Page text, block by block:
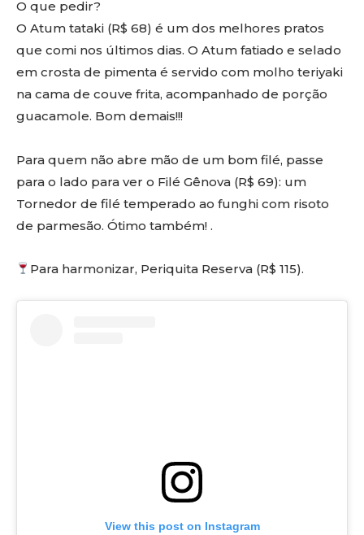
O que pedir?
O Atum tataki (R$ 68) é um dos melhores pratos
que comi nos últimos dias. O Atum fatiado e selado
em crosta de pimenta é servido com molho teriyaki
na cama de couve frita, acompanhado de porção
guacamole. Bom demais!!!
Para quem não abre mão de um bom filé, passe
para o lado para ver o Filé Gênova (R$ 69): um
Tornedor de filé temperado ao funghi com risoto
de parmesão. Ótimo também! .
Para harmonizar, Periquita Reserva (R$ 115).
View this post on Instagram